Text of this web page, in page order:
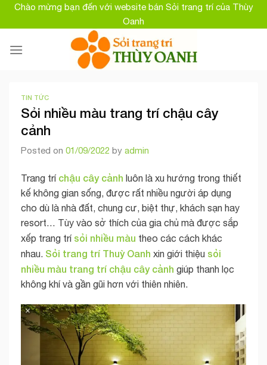
SkipChào mừng bạn đến với website bán Sỏi trang trí của Thùy
Oanh
TIN TỨC
Sỏi nhiều màu trang trí chậu cây
cảnh
Posted on 01/09/2022 by admin
Trang trí chậu cây cảnh luôn là xu hướng trong thiết
kế không gian sống, được rất nhiều người áp dụng
cho dù là nhà đất, chung cư, biệt thự, khách sạn hay
resort… Tùy vào sở thích của gia chủ mà được sắp
xếp trang trí sỏi nhiều màu theo các cách khác
nhau. Sỏi trang trí Thuỳ Oanh xin giới thiệu sỏi
nhiều màu trang trí chậu cây cảnh giúp thanh lọc
không khí và gần gũi hơn với thiên nhiên.